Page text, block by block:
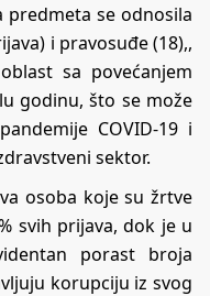
predmeta se odnosila
i pravosuđe (18),,
sa povećanjem
godinu, što se može
COVID-19 i
sektor.
osoba koje su žrtve
svih prijava, dok je u
porast broja
korupciju iz svog